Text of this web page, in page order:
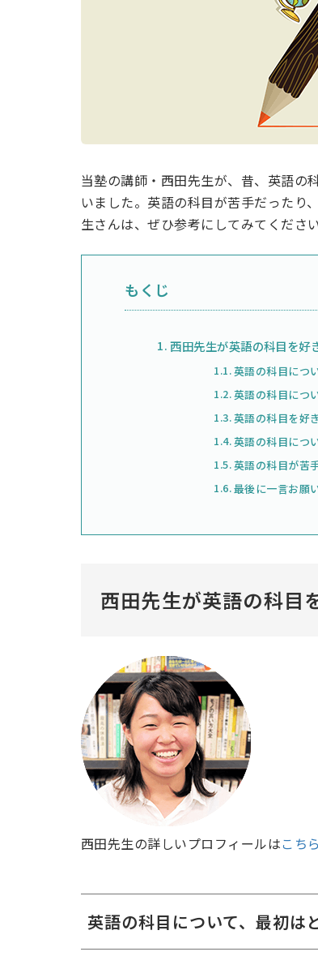
当塾の講師・西田先生が、昔、英語の
いました。英語の科目が苦手だったり
生さんは、ぜひ参考にしてみてくださ
もくじ
西田先生が英語の科目を好
英語の科目につ
英語の科目につ
英語の科目を好
英語の科目につ
英語の科目が苦
最後に一言お願
西田先生が英語の科目
西田先生の詳しいプロフィールはこちら
英語の科目について、最初は